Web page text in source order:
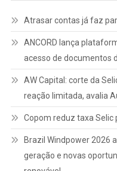
Atrasar contas já faz
ANCORD lança
acesso de documentos
AW Capital: corte da
reação limitada, avalia
Copom reduz taxa Selic
Brazil Windpower 2026
geração e novas